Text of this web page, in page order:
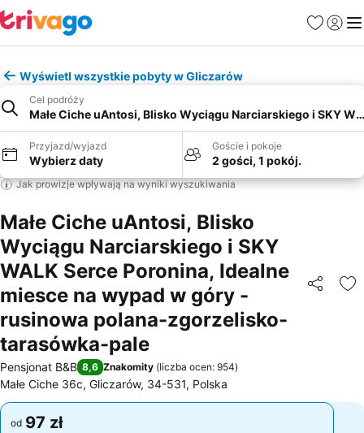
Ulubione
Wyświetl wszystkie pobyty w Gliczarów
Cel podróży
Małe Ciche uAntosi, Blisko Wyciągu Narciarskiego i SKY
Przyjazd/wyjazd
Wybierz daty
Goście i pokoje
2 gości, 1 pokój.
Jak prowizje wpływają na wyniki wyszukiwania
Małe Ciche uAntosi, Blisko
Wyciągu Narciarskiego i SKY
WALK Serce Poronina, Idealne
miesce na wypad w góry -
rusinowa polana-zgorzelisko-
tarasówka-pale
Pensjonat B&B 8,6 Znakomity (liczba ocen: 954)
Małe Ciche 36c, Gliczarów, 34-531, Polska
od 97 zł
od 97 zł